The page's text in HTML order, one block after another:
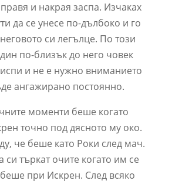
и накрая заспа. Изчаках
да се унесе по-дълбоко и го
си легълце. По този
по-близък до него човек
и не е нужно вниманието
ангажирано постоянно.
моменти беше когато
точно под дясното му око.
че беше като Роки след мач.
си търкат очите когато им се
при Искрен. След всяко